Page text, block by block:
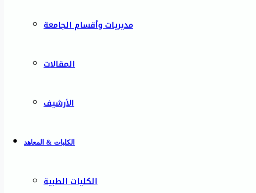
مديريات وأقسام الجامعة
المقالات
الأرشيف
الكليات & المعاهد
الكليات الطبية